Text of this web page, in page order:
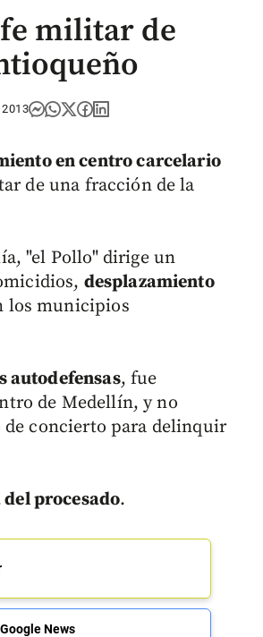
militar de
en centro carcelario
de una fracción de la
"el Pollo" dirige un
desplazamiento
los municipios
autodefensas, fue
de Medellín, y no
concierto para delinquir
procesado.
News